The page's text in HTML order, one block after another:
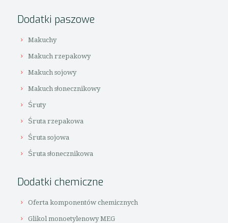
Dodatki paszowe
Makuchy
Makuch rzepakowy
Makuch sojowy
Makuch słonecznikowy
Śruty
Śruta rzepakowa
Śruta sojowa
Śruta słonecznikowa
Dodatki chemiczne
Oferta komponentów chemicznych
Glikol monoetylenowy MEG